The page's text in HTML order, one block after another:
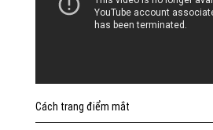
Cách trang điểm mắt